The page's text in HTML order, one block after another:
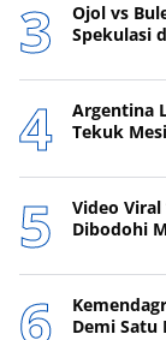
Ojol vs
Spekulasi
Argentina
Tekuk
Video Viral
Dibodohi
Demi Satu